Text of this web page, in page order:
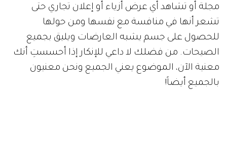
مجلة أو تشاهد أي عرض أزياء أو إعلان تجاري حتى
تشعر أنها في منافسة مع نفسها ومن حولها
للحصول على جسم يشبه العارضات ويليق بجميع
الصيحات. من فضلك لا داعي للإنكار إذا أحسستِ أنك
معنية الآن، الموضوع يعني الجميع ونحن معنيون
بالجميع أيضاً!